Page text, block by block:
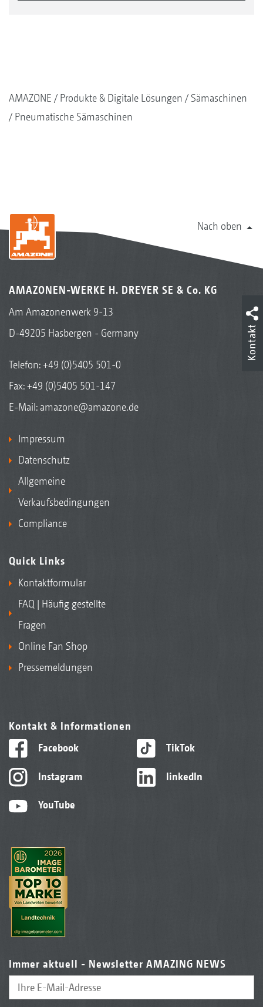
AMAZONE Produkte & Digitale Lösungen
Sämaschinen
Pneumatische Sämaschinen
Nach oben
AMAZONEN-WERKE H. DREYER SE & Co. KG
Am Amazonenwerk 9-13
D-49205 Hasbergen - Germany
Telefon:+49 (0)5405 501-0
Fax: +49 (0)5405 501-147
E-Mail: amazone@amazone.de
Impressum
Datenschutz
Allgemeine
Verkaufsbedingungen
Compliance
Quick Links
Kontaktformular
FAQ | Häufig gestellte
Fragen
Online Fan Shop
Pressemeldungen
Kontakt & Informationen
Facebook
Instagram
YouTube
TikTok
linkedIn
Immer aktuell - Newsletter AMAZING NEWS
Kontakt